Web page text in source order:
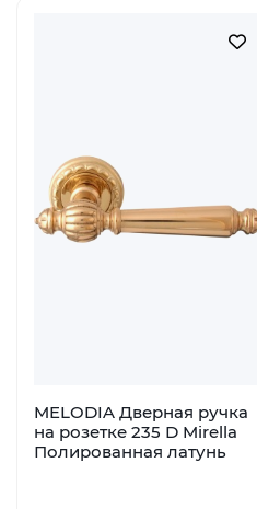
MELODIA Дверная ручка
на розетке 235 D Mirella
Полированная латунь